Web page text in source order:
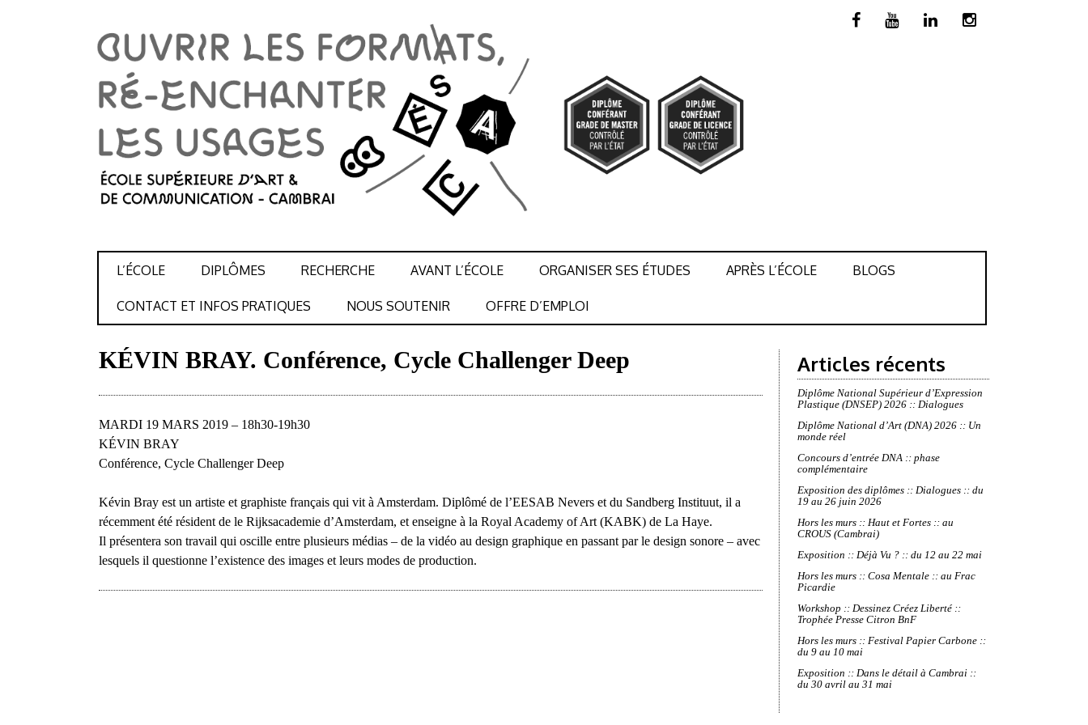
SKIP TO CONTENT
L’ÉCOLE DIPLÔMES RECHERCHE AVANT L’ÉCOLE ORGANISER SES ÉTUDES APRÈS L’ÉCOLE BLOGS
CONTACT ET INFOS PRATIQUES NOUS SOUTENIR OFFRE D’EMPLOI
KÉVIN BRAY. Conférence, Cycle Challenger Deep
MARDI 19 MARS 2019 – 18h30-19h30
KÉVIN BRAY
Conférence, Cycle Challenger Deep
Kévin Bray est un artiste et graphiste français qui vit à Amsterdam. Diplômé de l’EESAB Nevers et du Sandberg Instituut, il a
récemment été résident de le Rijksacademie d’Amsterdam, et enseigne à la Royal Academy of Art (KABK) de La Haye.
Il présentera son travail qui oscille entre plusieurs médias – de la vidéo au design graphique en passant par le design sonore – avec
lesquels il questionne l’existence des images et leurs modes de production.
Articles récents
Diplôme National Supérieur d’Expression
Plastique (DNSEP) 2026 :: Dialogues
Diplôme National d’Art (DNA) 2026 :: Un
monde réel
Concours d’entrée DNA :: phase
complémentaire
Exposition des diplômes :: Dialogues :: du
19 au 26 juin 2026
Hors les murs :: Haut et Fortes :: au
CROUS (Cambrai)
Exposition :: Déjà Vu ? :: du 12 au 22 mai
Hors les murs :: Cosa Mentale :: au Frac
Picardie
Workshop :: Dessinez Créez Liberté ::
Trophée Presse Citron BnF
Hors les murs :: Festival Papier Carbone ::
du 9 au 10 mai
Exposition :: Dans le détail à Cambrai ::
du 30 avril au 31 mai